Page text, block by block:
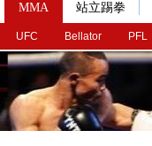
MMA
UFC Bellator PFL
站立踢拳